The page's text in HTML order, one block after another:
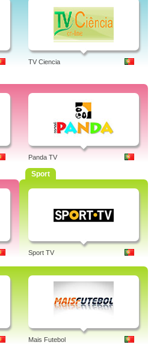
TV Ciencia
Panda TV
Sport
Sport TV
Mais Futebol